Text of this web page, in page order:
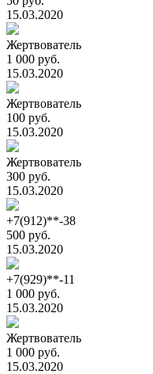
15.03.2020
Жертвователь
1 000 руб.
15.03.2020
Жертвователь
100 руб.
15.03.2020
Жертвователь
300 руб.
15.03.2020
+7(912)**-38
500 руб.
15.03.2020
+7(929)**-11
1 000 руб.
15.03.2020
Жертвователь
1 000 руб.
15.03.2020